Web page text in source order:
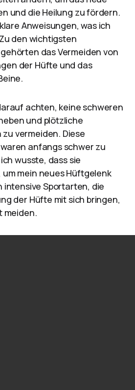
und die Heilung zu fördern.
Anweisungen, was ich
den wichtigsten
das Vermeiden von
der Hüfte und das
achten, keine schweren
und plötzliche
vermeiden. Diese
anfangs schwer zu
wusste, dass sie
mein neues Hüftgelenk
intensive Sportarten, die
der Hüfte mit sich bringen,
meiden.